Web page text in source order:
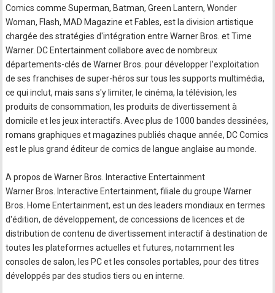
Comics comme Superman, Batman, Green Lantern, Wonder
Woman, Flash, MAD Magazine et Fables, est la division artistique
chargée des stratégies d'intégration entre Warner Bros. et Time
Warner. DC Entertainment collabore avec de nombreux
départements-clés de Warner Bros. pour développer l'exploitation
de ses franchises de super-héros sur tous les supports multimédia,
ce qui inclut, mais sans s'y limiter, le cinéma, la télévision, les
produits de consommation, les produits de divertissement à
domicile et les jeux interactifs. Avec plus de 1000 bandes dessinées,
romans graphiques et magazines publiés chaque année, DC Comics
est le plus grand éditeur de comics de langue anglaise au monde.
A propos de Warner Bros. Interactive Entertainment
Warner Bros. Interactive Entertainment, filiale du groupe Warner
Bros. Home Entertainment, est un des leaders mondiaux en termes
d'édition, de développement, de concessions de licences et de
distribution de contenu de divertissement interactif à destination de
toutes les plateformes actuelles et futures, notamment les
consoles de salon, les PC et les consoles portables, pour des titres
développés par des studios tiers ou en interne.